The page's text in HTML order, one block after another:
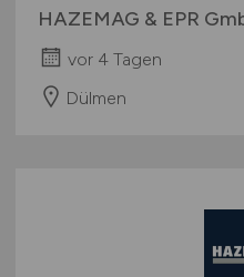
HAZEMAG & EPR
vor 4 Tagen
Dülmen